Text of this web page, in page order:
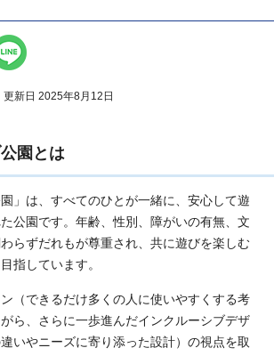
新日 2025年8月12日
園とは
園」は、すべてのひとが一緒に、安心して遊
公園です。年齢、性別、障がいの有無、文
らずだれもが尊重され、共に遊びを楽しむ
指しています。
（できるだけ多くの人に使いやすくする考
ら、さらに一歩進んだインクルーシブデザ
いやニーズに寄り添った設計）の視点を取